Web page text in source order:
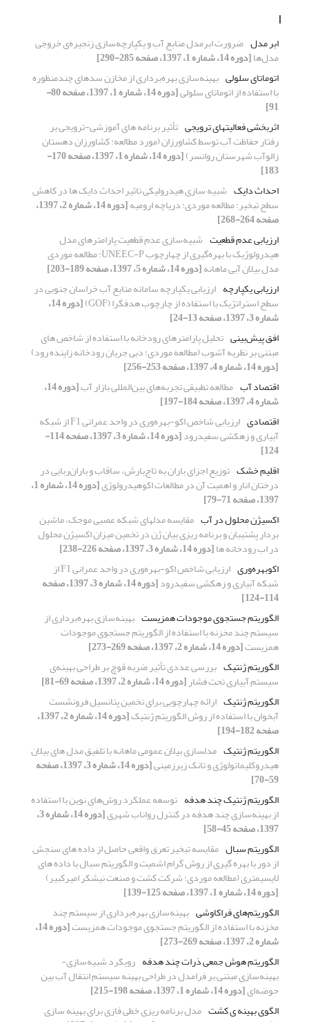
ا
ابر مدل ضرورت ابرمدل منابع آب و یکپارچه‌سازی زنجیره‌ی خروجی
مدل‌ها[دوره 14، شماره 1، 1397، صفحه 285-290]
اتوماتای سلولی بهینه‌سازی بهره‌برداری از مخازن سدهای چندمنظوره
با استفاده از اتوماتای سلولی [دوره 14، شماره 1، 1397، صفحه 80-
91]
اثربخشی فعالیتهای ترویجی تأثیر برنامه های آموزشی-ترویجی بر
رفتار حفاظت آب توسط کشاورزان (مورد مطالعه: کشاورزان دهستان
زالوآب‌ شهرستان روانسر) [دوره 14، شماره 1، 1397، صفحه 170-
183]
احداث دایک شبیه سازی هیدرولیکی تاثیر احداث دایک ها در کاهش
سطح تبخیر؛ مطالعه موردی: دریاچه ارومیه [دوره 14، شماره 2، 1397،
صفحه 264-268]
ارزیابی عدم قطعیت شبیه‌سازی عدم قطعیت پارامترهای مدل
هیدرولوژیک با بهره‌گیری از چهارچوب UNEEC-P: مطالعه موردی
مدل بیلان آبی ماهانه[دوره 14، شماره 5، 1397، صفحه 189-203]
ارزیابی یکپارچه ارزیابی یکپارچه سامانه منابع آب خراسان جنوبی در
سطح استراتژیک با استفاده از چارچوب هدفگرا (GOF) [دوره 14،
شماره 3، 1397، صفحه 13-24]
افق پیش‌بینی تحلیل پارامترهای رودخانه با استفاده از شاخص های
مبتنی بر نظریه آشوب (مطالعه موردی: دبی جریان رودخانه زاینده رود)
[دوره 14، شماره 4، 1397، صفحه 253-256]
اقتصاد آب مطالعه تطبیقی تجربه‌های بین‌المللی بازار آب [دوره 14،
شماره 4، 1397، صفحه 184-197]
اقتصادی
ارزیابی شاخص اکو-بهره‌وری در واحد عمرانی F1 از شبکه
آبیاری و زهکشی سفیدرود [دوره 14، شماره 3، 1397، صفحه 114-
124]
اقلیم ‌خشک توزیع اجزای باران به تاج‌بارش، ساقاب و باران‌ربایی در
درختان انار و اهمیت آن در مطالعات اکوهیدرولوژی [دوره 14، شماره 1،
1397، صفحه 71-79]
اکسیژن محلول در آب مقایسه مدلهای شبکه عصبی موجک، ماشین
بردار پشتیبان و برنامه ریزی بیان ژن در تخمین میزان اکسیژن محلول
در اب رودخانه ها[دوره 14، شماره 3، 1397، صفحه 226-238]
اکوبهره‌وری
ارزیابی شاخص اکو-بهره‌وری در واحد عمرانی F1 از
شبکه آبیاری و زهکشی سفیدرود [دوره 14، شماره 3، 1397، صفحه
114-124]
الگوریتم جستجوی موجودات همزیست بهینه‌سازی بهره‌برداری از
سیستم چند مخزنه با استفاده از الگوریتم جستجوی موجودات
همزیست[دوره 14، شماره 2، 1397، صفحه 269-273]
الگوریتم ژنتیک بررسی عددی تأثیر ضربه قوچ بر طراحی بهینه‌ی
سیستم آبیاری تحت فشار[دوره 14، شماره 2، 1397، صفحه 69-81]
الگوریتم ژنتیک ارائه چهارچوبی برای تخمین پتانسیل فرونشست
آبخوان با استفاده از روش الگوریتم ژنتیک [دوره 14، شماره 2، 1397،
صفحه 182-194]
الگوریتم ژنتیک مدلسازی بیلان عمومی ماهانه با تلفیق مدل های بیلان
هیدروکلیماتولوژی و تانک زیرزمینی [دوره 14، شماره 3، 1397، صفحه
59-70]
الگوریتم ژنتیک چند هدفه توسعه عملکرد روش‌های نوین با استفاده
از بهینه‌سازی چند هدفه در کنترل رواناب شهری [دوره 14، شماره 3،
1397، صفحه 45-58]
الگوریتم سبال مقایسه تبخیر تعرق واقعی حاصل از داده های سنجش
از دور با بهره گیری از روش گرام اشمیت و الگوریتم سبال با داده های
لایسیمتری (مطالعه موردی؛ شرکت کشت و صنعت نیشکر امیرکبیر)
[دوره 14، شماره 1، 1397، صفحه 125-139]
الگوریتم‌های فراکاوشی بهینه‌سازی بهره‌برداری از سیستم چند
مخزنه با استفاده از الگوریتم جستجوی موجودات همزیست [دوره 14،
شماره 2، 1397، صفحه 269-273]
الگوریتم هوش جمعی ذرات چند هدفه رویکرد شبیه‌سازی-
بهینه‌سازی مبتنی بر فرامدل در طراحی بهینه سیستم انتقال آب بین
حوضه‌ای[دوره 14، شماره 1، 1397، صفحه 198-215]
الگوی بهینه ی کشت مدل برنامه ریزی خطی فازی برای بهینه سازی